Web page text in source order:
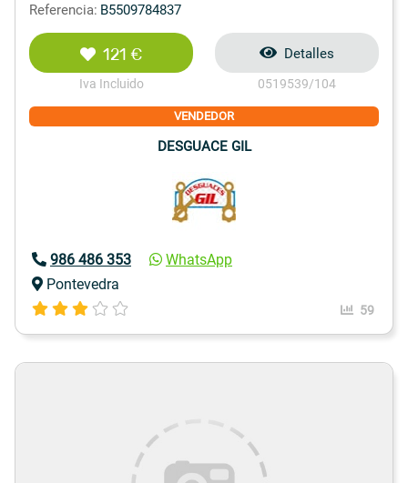
Referencia: B5509784837
121 €
Iva Incluido
Detalles
0519539/104
VENDEDOR
DESGUACE GIL
986 486 353
WhatsApp
Pontevedra
59